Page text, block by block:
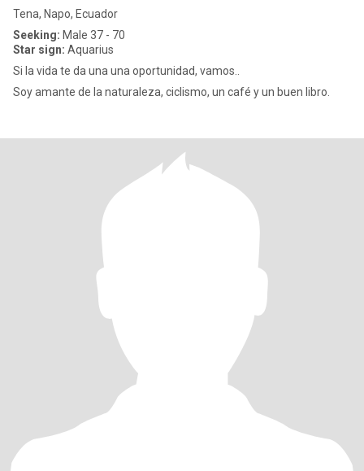
Tena, Napo, Ecuador
Seeking: Male 37 - 70
Star sign: Aquarius
Si la vida te da una una oportunidad, vamos..
Soy amante de la naturaleza, ciclismo, un café y un buen libro.